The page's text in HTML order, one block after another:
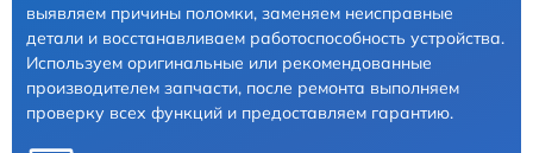
выявляем причины поломки, заменяем неисправные
детали и восстанавливаем работоспособность устройства.
Используем оригинальные или рекомендованные
производителем запчасти, после ремонта выполняем
проверку всех функций и предоставляем гарантию.